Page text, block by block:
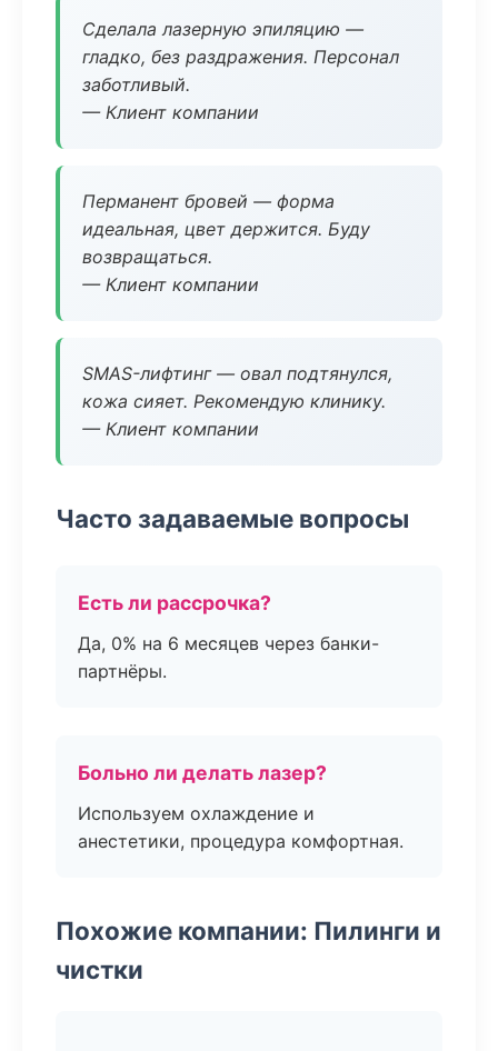
Сделала лазерную эпиляцию —
гладко, без раздражения. Персонал
заботливый.
— Клиент компании
Перманент бровей — форма
идеальная, цвет держится. Буду
возвращаться.
— Клиент компании
SMAS-лифтинг — овал подтянулся,
кожа сияет. Рекомендую клинику.
— Клиент компании
Часто задаваемые вопросы
Есть ли рассрочка?
Да, 0% на 6 месяцев через банки-
партнёры.
Больно ли делать лазер?
Используем охлаждение и
анестетики, процедура комфортная.
Похожие компании: Пилинги и
чистки